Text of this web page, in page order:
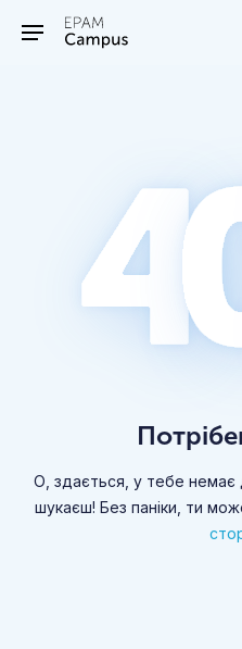
О, здається, у тебе немає
шукаєш! Без паніки, ти